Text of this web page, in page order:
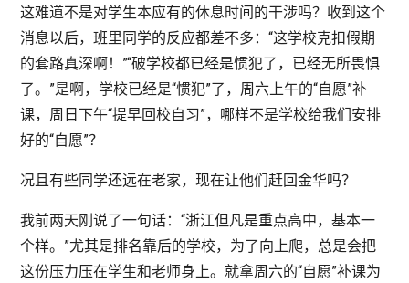
这难道不是对学生本应有的休息时间的干涉吗？收到这个
消息以后，班里同学的反应都差不多：“这学校克扣假期
的套路真深啊！”“破学校都已经是惯犯了，已经无所畏惧
了。”是啊，学校已经是“惯犯”了，周六上午的“自愿”补
课，周日下午“提早回校自习”，哪样不是学校给我们安排
好的“自愿”？
况且有些同学还远在老家，现在让他们赶回金华吗？
我前两天刚说了一句话：“浙江但凡是重点高中，基本一
个样。”尤其是排名靠后的学校，为了向上爬，总是会把
这份压力压在学生和老师身上。就拿周六的“自愿”补课为